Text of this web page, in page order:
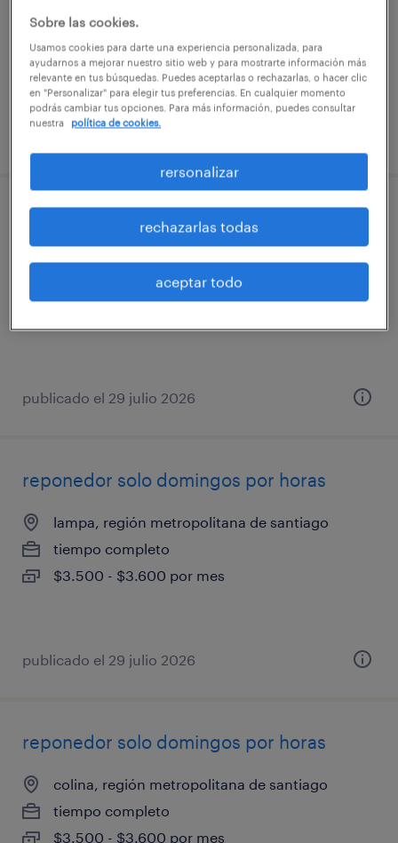
tiempo completo
$84.000 - $340.000 por mes
reponedor solo domingos por horas
vitacura, región metropolitana de santiago
tiempo completo
publicado el 29 julio 2026
reponedor solo domingos por horas
lampa, región metropolitana de santiago
tiempo completo
$3.500 - $3.600 por mes
publicado el 29 julio 2026
reponedor solo domingos por horas
colina, región metropolitana de santiago
tiempo completo
$3.500 - $3.600 por mes
Sobre las cookies.
Usamos cookies para darte una experiencia personalizada, para
ayudarnos a mejorar nuestro sitio web y para mostrarte información más
relevante en tus búsquedas. Puedes aceptarlas o rechazarlas, o hacer clic
en "Personalizar" para elegir tus preferencias. En cualquier momento
podrás cambiar tus opciones. Para más información, puedes consultar
nuestra
política de cookies.
rersonalizar
rechazarlas todas
aceptar todo